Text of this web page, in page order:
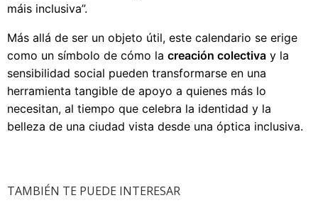
máis inclusiva”.
Más allá de ser un objeto útil, este calendario se erige
como un símbolo de cómo la creación colectiva y la
sensibilidad social pueden transformarse en una
herramienta tangible de apoyo a quienes más lo
necesitan, al tiempo que celebra la identidad y la
belleza de una ciudad vista desde una óptica inclusiva.
TAMBIÉN TE PUEDE INTERESAR